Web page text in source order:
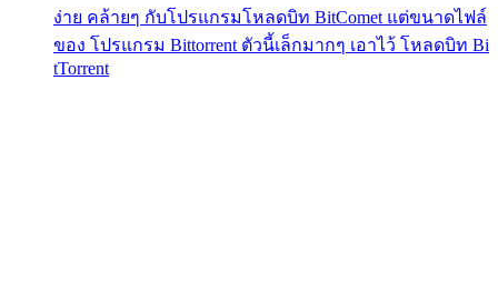
ง่าย คล้ายๆ กับโปรแกรมโหลดบิท BitComet แต่ขนาดไฟล์
ของ โปรแกรม Bittorrent ตัวนี้เล็กมากๆ เอาไว้ โหลดบิท Bi
tTorrent